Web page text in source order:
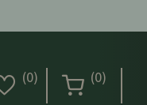
(0) (0)